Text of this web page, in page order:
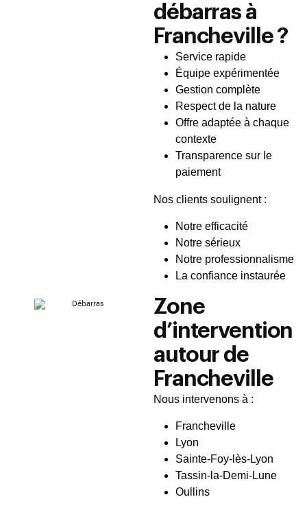
débarras à
Francheville ?
Service rapide
Équipe expérimentée
Gestion complète
Respect de la nature
Offre adaptée à chaque
contexte
Transparence sur le
paiement
Nos clients soulignent :
Notre efficacité
Notre sérieux
Notre professionnalisme
La confiance instaurée
Zone
d’intervention
autour de
Francheville
Nous intervenons à :
Francheville
Lyon
Sainte-Foy-lès-Lyon
Tassin-la-Demi-Lune
Oullins